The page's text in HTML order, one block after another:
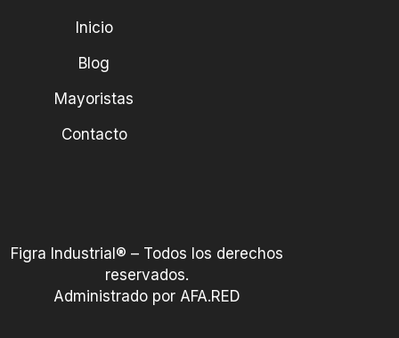
Inicio
Blog
Mayoristas
Contacto
Figra Industrial® – Todos los derechos
reservados.
Administrado por AFA.RED